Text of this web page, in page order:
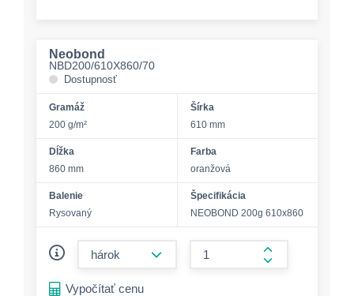
Neobond
NBD200/610X860/70
Dostupnosť
Gramáž
200 g/m²
Šírka
610 mm
Dĺžka
860 mm
Farba
oranžová
Balenie
Rysovaný
Špecifikácia
NEOBOND 200g 610x860
form.increase-
Vypočítať cenu